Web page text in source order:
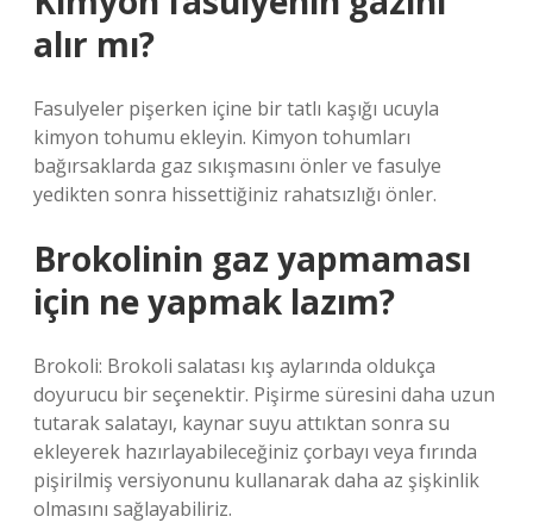
alır mı?
Fasulyeler pişerken içine bir tatlı kaşığı ucuyla
kimyon tohumu ekleyin. Kimyon tohumları
bağırsaklarda gaz sıkışmasını önler ve fasulye
yedikten sonra hissettiğiniz rahatsızlığı önler.
Brokolinin gaz yapmaması
için ne yapmak lazım?
Brokoli: Brokoli salatası kış aylarında oldukça
doyurucu bir seçenektir. Pişirme süresini daha uzun
tutarak salatayı, kaynar suyu attıktan sonra su
ekleyerek hazırlayabileceğiniz çorbayı veya fırında
pişirilmiş versiyonunu kullanarak daha az şişkinlik
olmasını sağlayabiliriz.